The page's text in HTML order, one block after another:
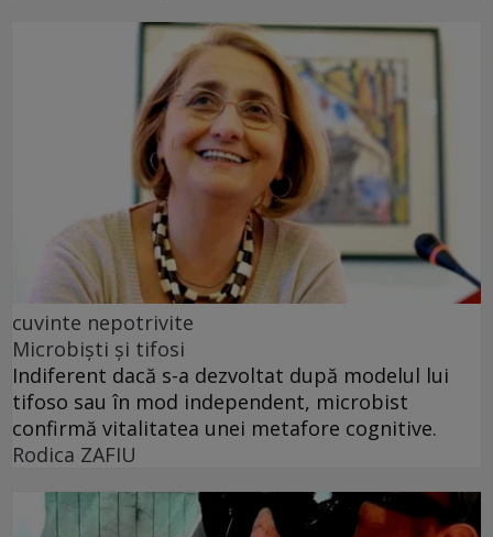
cuvinte nepotrivite
Microbiști și tifosi
Indiferent dacă s-a dezvoltat după modelul lui
tifoso sau în mod independent, microbist
confirmă vitalitatea unei metafore cognitive.
Rodica ZAFIU